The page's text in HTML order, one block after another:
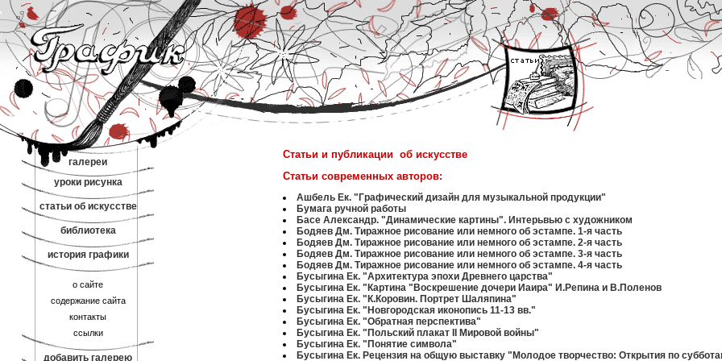
галереи
уроки рисунка
статьи об искусстве
библиотека
история графики
о сайте
содержание сайта
контакты
ссылки
добавить галерею
Статьи и публикации об искусстве
Статьи современных авторов:
Ашбель Ек. "Графический дизайн для музыкальной продукции"
Бумага ручной работы
Басе Александр. "Динамические картины". Интерьвью с художником
Бодяев Дм. Тиражное рисование или немного об эстампе. 1-я часть
Бодяев Дм. Тиражное рисование или немного об эстампе. 2-я часть
Бодяев Дм. Тиражное рисование или немного об эстампе. 3-я часть
Бодяев Дм. Тиражное рисование или немного об эстампе. 4-я часть
Бусыгина Ек. "Архитектура эпохи Древнего царства"
Бусыгина Ек. "Картина "Воскрешение дочери Иаира" И.Репина и В.Поленов
Бусыгина Ек. "К.Коровин. Портрет Шаляпина"
Бусыгина Ек. "Новгородская иконопись 11-13 вв."
Бусыгина Ек. "Обратная перспектива"
Бусыгина Ек. "Польский плакат II Мировой войны"
Бусыгина Ек. "Понятие символа"
Бусыгина Ек. Рецензия на общую выставку "Молодое творчество: Открытия по